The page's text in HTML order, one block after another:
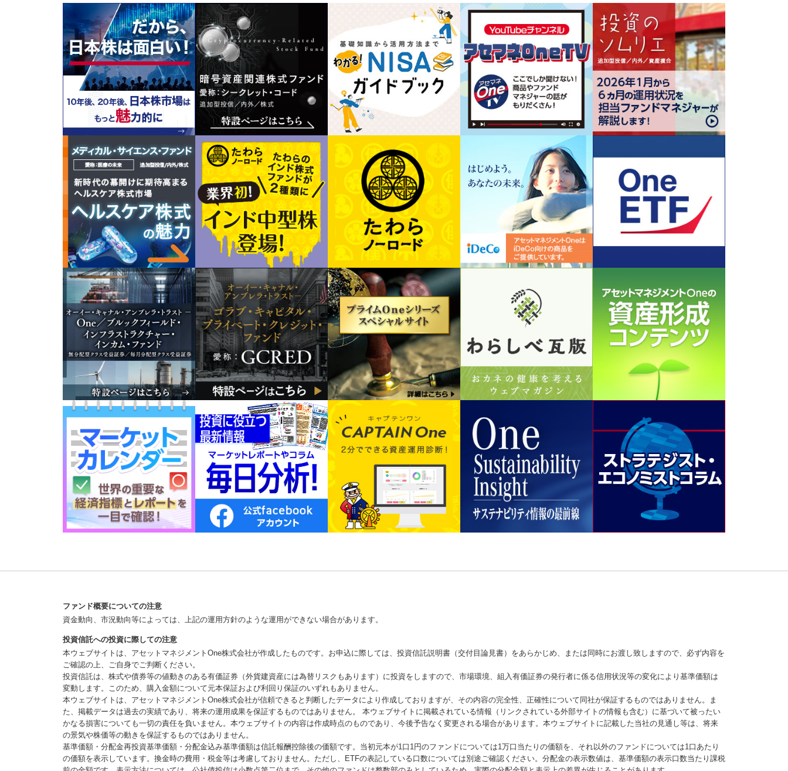
ファンド概要についての注意
資金動向、市況動向等によっては、上記の運用方針のような運用ができない場合があります。
投資信託への投資に際しての注意
本ウェブサイトは、アセットマネジメントOne株式会社が作成したものです。お申込に際しては、投資信託説明書（交付目論見書）をあらかじめ、または同時にお渡し致しますので、必ず内容を
ご確認の上、ご自身でご判断ください。
投資信託は、株式や債券等の値動きのある有価証券（外貨建資産には為替リスクもあります）に投資をしますので、市場環境、組入有価証券の発行者に係る信用状況等の変化により基準価額は
変動します。このため、購入金額について元本保証および利回り保証のいずれもありません。
本ウェブサイトは、アセットマネジメントOne株式会社が信頼できると判断したデータにより作成しておりますが、その内容の完全性、正確性について同社が保証するものではありません。ま
た、掲載データは過去の実績であり、将来の運用成果を保証するものではありません。 本ウェブサイトに掲載されている情報（リンクされている外部サイトの情報も含む）に基づいて被ったい
かなる損害についても一切の責任を負いません。本ウェブサイトの内容は作成時点のものであり、今後予告なく変更される場合があります。本ウェブサイトに記載した当社の見通し等は、将来
の景気や株価等の動きを保証するものではありません。
基準価額・分配金再投資基準価額・分配金込み基準価額は信託報酬控除後の価額です。当初元本が1口1円のファンドについては1万口当たりの価額を、それ以外のファンドについては1口あたり
の価額を表示しています。換金時の費用・税金等は考慮しておりません。ただし、ETFの表記している口数については別途ご確認ください。分配金の表示数値は、基準価額の表示口数当たり課税